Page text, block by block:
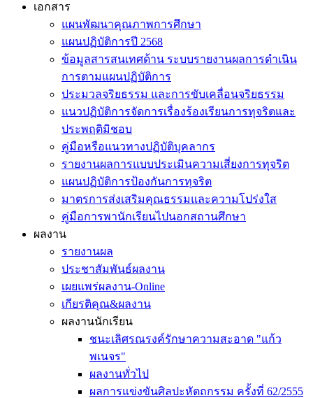
เอกสาร
แผนพัฒนาคุณภาพการศึกษา
แผนปฏิบัติการปี 2568
ข้อมูลสารสนเทศด้าน ระบบรายงานผลการดำเนิน
การตามแผนปฏิบัติการ
ประมวลจริยธรรม และการขับเคลื่อนจริยธรรม
แนวปฏิบัติการจัดการเรื่องร้องเรียนการทุจริตและ
ประพฤติมิชอบ
คู่มือหรือแนวทางปฏิบัติบุคลากร
รายงานผลการแบบประเมินความเสี่ยงการทุจริต
แผนปฏิบัติการป้องกันการทุจริต
มาตรการส่งเสริมคุณธรรมและความโปร่งใส
คู่มือการพานักเรียนไปนอกสถานศึกษา
ผลงาน
รายงานผล
ประชาสัมพันธ์ผลงาน
เผยแพร่ผลงาน-Online
เกียรติคุณ&ผลงาน
ผลงานนักเรียน
ชนะเลิศรณรงค์รักษาความสะอาด "แก้ว
พเนจร"
ผลงานทั่วไป
ผลการแข่งขันศิลปะหัตถกรรม ครั้งที่ 62/2555